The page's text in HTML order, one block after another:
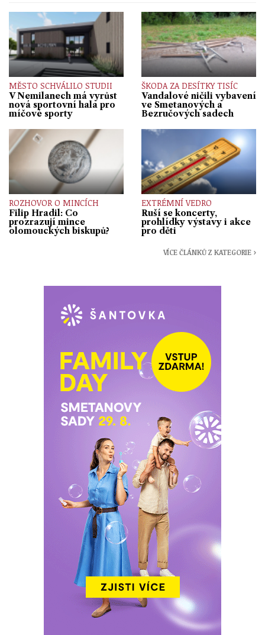
MĚSTO SCHVÁLILO STUDII
V Nemilanech má vyrůst
nová sportovní hala pro
míčové sporty
ŠKODA ZA DESÍTKY TISÍC
Vandalové ničili vybavení
ve Smetanových a
Bezručových sadech
ROZHOVOR O MINCÍCH
Filip Hradil: Co
prozrazují mince
olomouckých biskupů?
EXTRÉMNÍ VEDRO
Ruší se koncerty,
prohlídky výstavy i akce
pro děti
VÍCE ČLÁNKŮ Z KATEGORIE ›